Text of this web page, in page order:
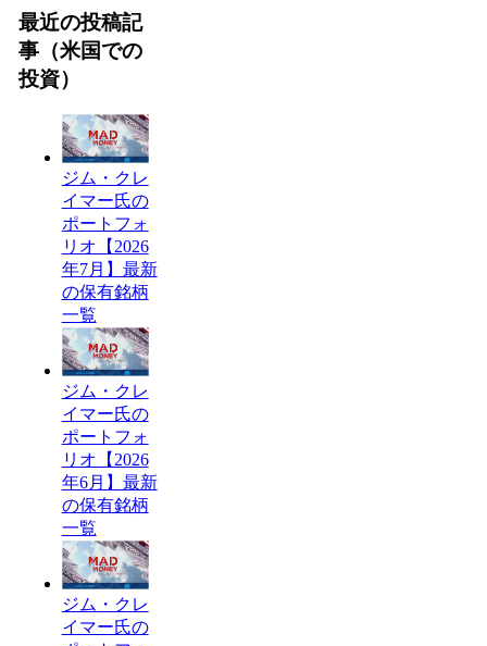
最近の投稿記
事（米国での
投資）
ジム・クレ
イマー氏の
ポートフォ
リオ【2026
年7月】最新
の保有銘柄
一覧
ジム・クレ
イマー氏の
ポートフォ
リオ【2026
年6月】最新
の保有銘柄
一覧
ジム・クレ
イマー氏の